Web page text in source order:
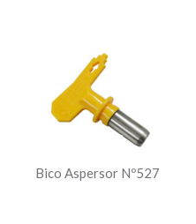
Bico Aspersor Nº527